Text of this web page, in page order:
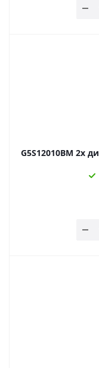
G5S12010BM 2х диода Шоттки SiC ОК: 1200В/5А/29нс